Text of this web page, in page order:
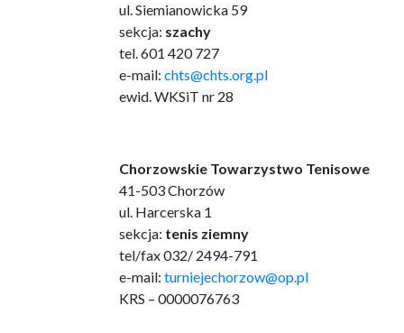
ul. Siemianowicka 59
sekcja: szachy
tel. 601 420 727
e-mail: chts@chts.org.pl
ewid. WKSiT nr 28
Chorzowskie Towarzystwo Tenisowe
41-503 Chorzów
ul. Harcerska 1
sekcja: tenis ziemny
tel/fax 032/ 2494-791
e-mail: turniejechorzow@op.pl
KRS – 0000076763